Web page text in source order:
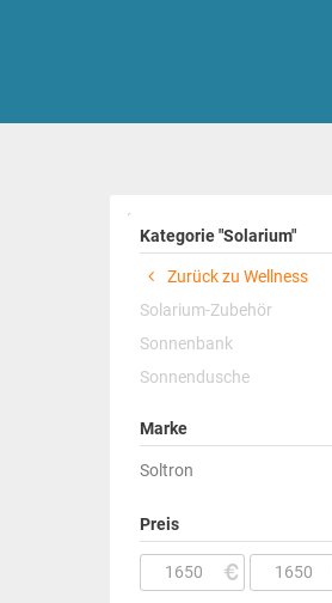
Kategorie "Solarium"
Zurück zu Wellness
Solarium-Zubehör
Sonnenbank
Sonnendusche
Marke
Soltron
Preis